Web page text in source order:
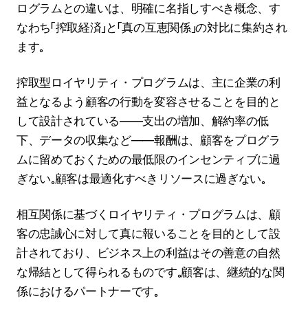
ログラムとの違いは、明確に名指しすべき概念、す
なわち「搾取経済」と「真の互恵関係」の対比に集約され
ます。
搾取型ロイヤリティ・プログラムは、主に企業の利
益となるよう顧客の行動を変容させることを目的と
して設計されている――支出の増加、解約率の低
下、データの収集など――報酬は、顧客をプログラ
ムに留めておくための最低限のインセンティブに過
ぎない。顧客は最適化すべきリソースに過ぎない。
相互関係に基づくロイヤリティ・プログラムは、顧
客の忠誠心に対して真に報いることを目的として設
計されており、ビジネス上の利益はその善意の自然
な帰結として得られるものです。顧客は、継続的な関
係におけるパートナーです。